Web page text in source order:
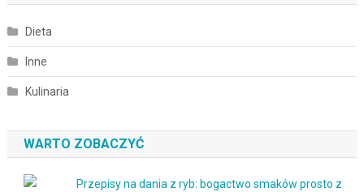
Dieta
Inne
Kulinaria
WARTO ZOBACZYĆ
Przepisy na dania z ryb: bogactwo smaków prosto z